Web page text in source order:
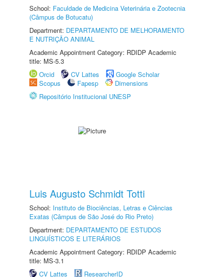
School: Faculdade de Medicina Veterinária e Zootecnia
(Câmpus de Botucatu)
Department: DEPARTAMENTO DE MELHORAMENTO
E NUTRIÇÃO ANIMAL
Academic Appointment Category: RDIDP Academic
title: MS-5.3
Orcid
CV Lattes
Google Scholar
Scopus
Fapesp
Dimensions
Repositório Institucional UNESP
Luis Augusto Schmidt Totti
School: Instituto de Biociências, Letras e Ciências
Exatas (Câmpus de São José do Rio Preto)
Department: DEPARTAMENTO DE ESTUDOS
LINGUÍSTICOS E LITERÁRIOS
Academic Appointment Category: RDIDP Academic
title: MS-3.1
CV Lattes
ResearcherID